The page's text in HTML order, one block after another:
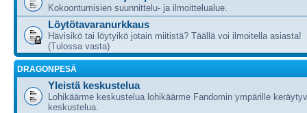
Kokoontumisien suunnittelu- ja ilmoittelualue.
Löytötavaranurkkaus
Hävisikö tai löytyikö jotain miitistä? Täällä voi ilmoitella asiasta!
(Tulossa vasta)
DRAGONPESÄ
Yleistä keskustelua
Lohikäärme keskustelua lohikäärme Fandomin ympärille
keskustelua.